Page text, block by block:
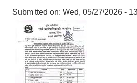
Submitted on: Wed, 05/27/2026 -